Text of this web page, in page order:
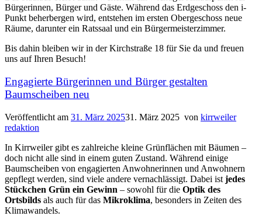
Bürgerinnen, Bürger und Gäste. Während das Erdgeschoss den i-
Punkt beherbergen wird, entstehen im ersten Obergeschoss neue
Räume, darunter ein Ratssaal und ein Bürgermeisterzimmer.
Bis dahin bleiben wir in der Kirchstraße 18 für Sie da und freuen
uns auf Ihren Besuch!
Engagierte Bürgerinnen und Bürger gestalten
Baumscheiben neu
Veröffentlicht am 31. März 202531. März 2025 von kirrweiler
redaktion
In Kirrweiler gibt es zahlreiche kleine Grünflächen mit Bäumen –
doch nicht alle sind in einem guten Zustand. Während einige
Baumscheiben von engagierten Anwohnerinnen und Anwohnern
gepflegt werden, sind viele andere vernachlässigt. Dabei ist jedes
Stückchen Grün ein Gewinn – sowohl für die Optik des
Ortsbilds als auch für das Mikroklima, besonders in Zeiten des
Klimawandels.